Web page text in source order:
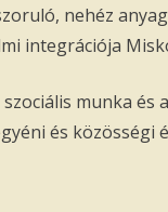
nehéz
integrációja
munka
és közösségi